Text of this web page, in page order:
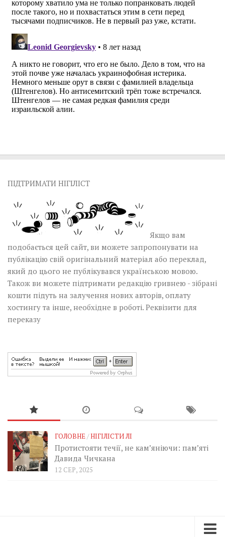
ПІДТРИМАТИ НІГІЛІСТ
Якщо вам
подобається цей сайт, ви можете запропонувати на
публікацію свій оригінальний матеріал або переклад,
який до цього не публікувався українською мовою.
Також ви можете підтримати редакцію гривнею - зібрані
кошти підуть на залучення нових авторів, оплату
хостингу та інше, необхідне в роботі. Реквізити для
переказу
ГОЛОВНЕ /НІГІЛІСТИ ЛІ
Протистояти течії, не кам’яніючи: пам’яті
Давида Чичкана
12 СЕР, 2025